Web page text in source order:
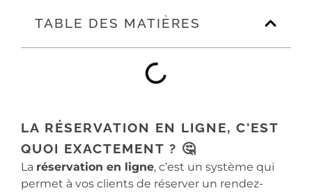
TABLE DES MATIÈRES
LA RÉSERVATION EN LIGNE, C'EST
QUOI EXACTEMENT ? 🤔
La réservation en ligne, c’est un système qui
permet à vos clients de réserver un rendez-